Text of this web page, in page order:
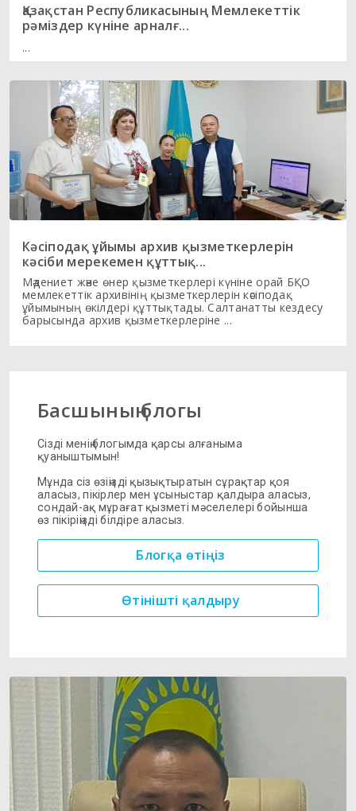
Қазақстан Республикасының Мемлекеттік
рәміздер күніне арналғ...
...
Кәсіподақ ұйымы архив қызметкерлерін
кәсіби мерекемен құттық...
Мәдениет және өнер қызметкерлері күніне орай БҚО
мемлекеттік архивінің қызметкерлерін кәсіподақ
ұйымының өкілдері құттықтады. Салтанатты кездесу
барысында архив қызметкерлеріне ...
Басшының блогы
Сізді менің блогымда қарсы алғаныма
қуаныштымын!
Мұнда сіз өзіңізді қызықтыратын сұрақтар қоя
аласыз, пікірлер мен ұсыныстар қалдыра аласыз,
сондай-ақ мұрағат қызметі мәселелері бойынша
өз пікіріңізді білдіре аласыз.
Блогқа өтіңіз
Өтінішті қалдыру